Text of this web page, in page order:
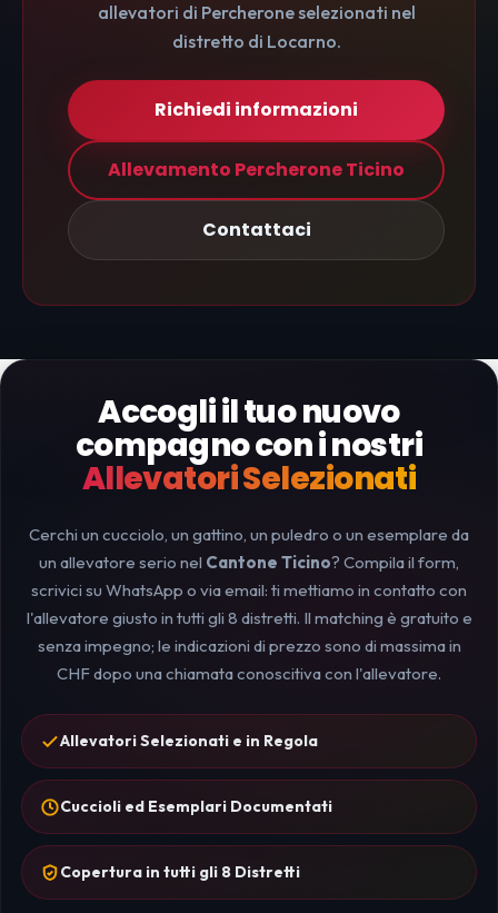
allevatori di Percherone selezionati nel
distretto di Locarno.
Richiedi informazioni
Allevamento Percherone Ticino
Contattaci
Accogli il tuo nuovo
compagno con i nostri
Allevatori Selezionati
Cerchi un cucciolo, un gattino, un puledro o un esemplare da
un allevatore serio nel Cantone Ticino? Compila il form,
scrivici su WhatsApp o via email: ti mettiamo in contatto con
l'allevatore giusto in tutti gli 8 distretti. Il matching è gratuito e
senza impegno; le indicazioni di prezzo sono di massima in
CHF dopo una chiamata conoscitiva con l'allevatore.
Allevatori Selezionati e in Regola
Cuccioli ed Esemplari Documentati
Copertura in tutti gli 8 Distretti